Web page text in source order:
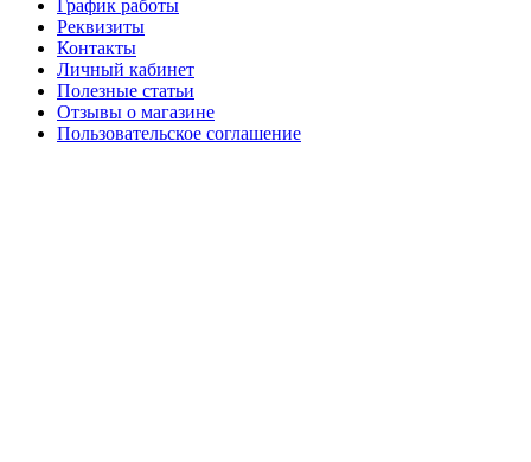
График работы
Реквизиты
Контакты
Личный кабинет
Полезные статьи
Отзывы о магазине
Пользовательское соглашение